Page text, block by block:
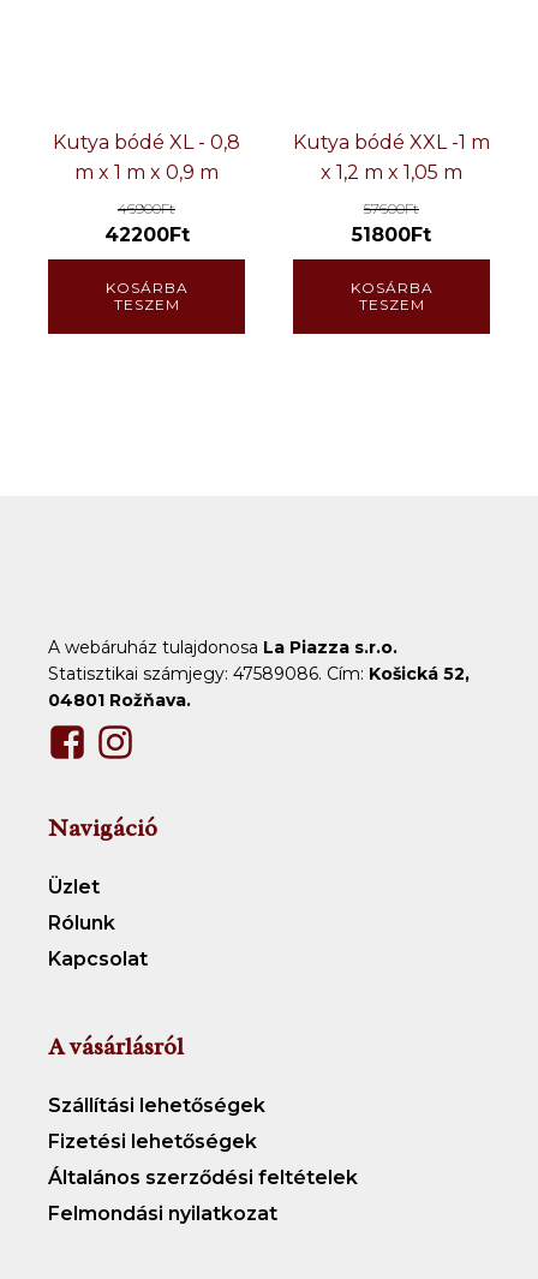
Kutya bódé XL - 0,8
m x 1 m x 0,9 m
46900Ft
42200Ft
KOSÁRBA
TESZEM
Kutya bódé XXL -1 m
x 1,2 m x 1,05 m
57600Ft
51800Ft
KOSÁRBA
TESZEM
A webáruház tulajdonosa La Piazza s.r.o.
Statisztikai számjegy: 47589086. Cím: Košická 52,
04801 Rožňava.
Navigáció
Üzlet
Rólunk
Kapcsolat
A vásárlásról
Szállítási lehetőségek
Fizetési lehetőségek
Általános szerződési feltételek
Felmondási nyilatkozat